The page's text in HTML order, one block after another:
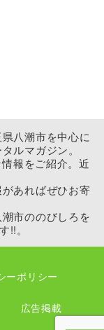
八潮市を中心に
ルマガジン。
報をご紹介。近
あればぜひお寄
市ののびしろを
!!。
ーポリシー
広告掲載